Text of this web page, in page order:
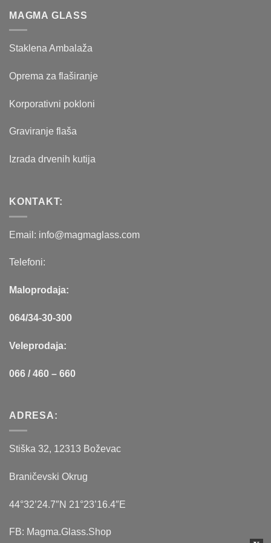
MAGMA GLASS
Staklena Ambalaža
Oprema za flaširanje
Korporativni pokloni
Graviranje flaša
Izrada drvenih kutija
KONTAKT:
Email: info@magmaglass.com
Telefoni:
Maloprodaja:
064/34-30-300
Veleprodaja:
066 / 460 – 660
ADRESA:
Stiška 32, 12313 Boževac
Braničevski Okrug
44°32’24.7″N 21°23’16.4″E
FB: Magma.Glass.Shop